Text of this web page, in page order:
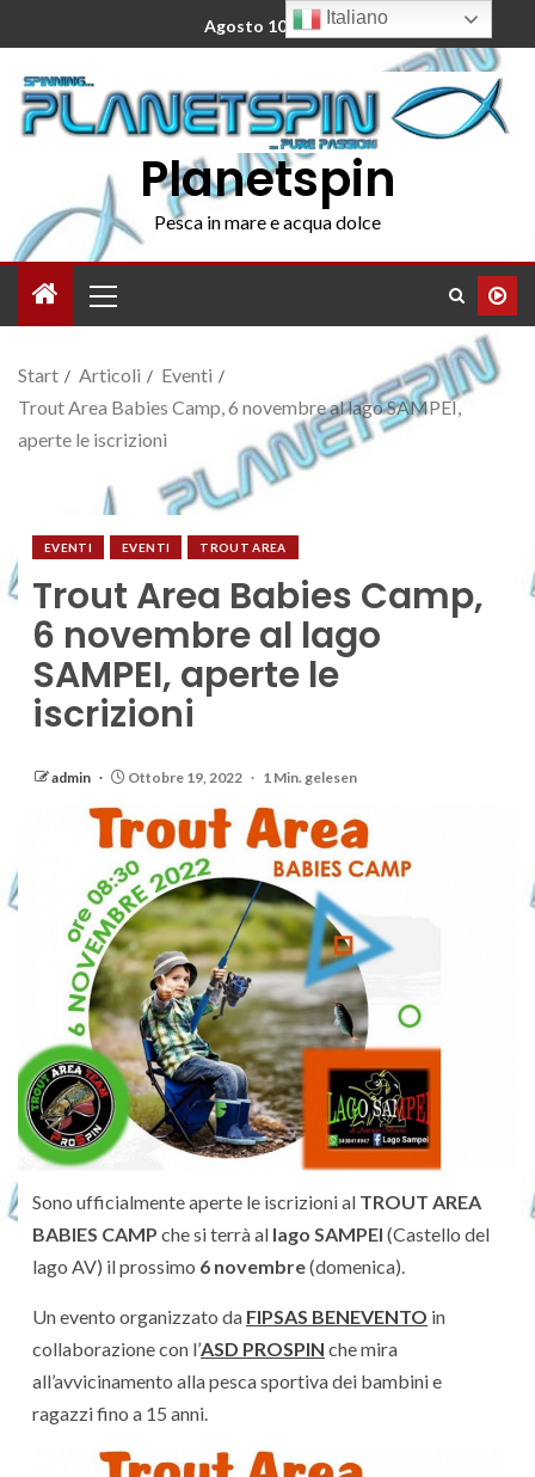
Agosto 10, 2026
Planetspin
Pesca in mare e acqua dolce
Start Articoli
Eventi
Trout Area Babies Camp, 6 novembre al lago SAMPEI,
aperte le iscrizioni
EVENTI EVENTI TROUT AREA
Trout Area Babies Camp,
6 novembre al lago
SAMPEI, aperte le
iscrizioni
admin Ottobre 19, 2022 1 Min. gelesen
Sono ufficialmente aperte le iscrizioni al TROUT AREA
BABIES CAMP che si terrà al lago SAMPEI (Castello del
lago AV) il prossimo 6 novembre(domenica).
Un evento organizzato da FIPSAS BENEVENTO in
collaborazione con l’ASD PROSPIN che mira
all’avvicinamento alla pesca sportiva dei bambini e
ragazzi fino a 15 anni.
Italiano